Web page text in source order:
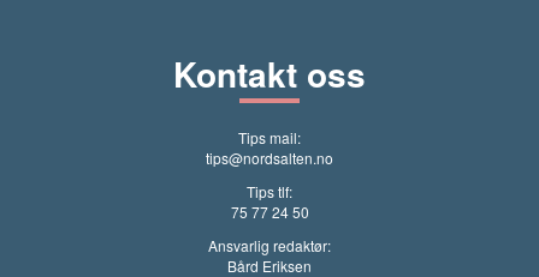
Kontakt oss
Tips mail:
tips@nordsalten.no
Tips tlf:
75 77 24 50
Ansvarlig redaktør:
Bård Eriksen